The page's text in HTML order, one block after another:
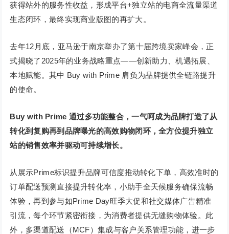
获得站外的服务性收益，形成平台+独立站的电商全流量渠道
生态闭环，最终实现商业版图的再扩大。
去年12月底，亚马逊于南京举办了第十届跨境卖家峰会，正
式揭晓了2025年的业务战略重点——创新助力、机遇拓展、
本地赋能。其中 Buy with Prime 肩负为品牌提供全链路提升
的使命。
Buy with Prime 通过多功能整合，一气呵成为品牌打造了从
转化到复购再到品牌曝光的高效购物闭环，全方位提升独立
站的销售效率并驱动可持续增长。
从展示Prime标识提升品牌可信度推动转化下单，高效准时的
订单配送预测直接提升转化率，小助手全天候服务确保流畅
体验，再到参与如Prime Day旺季大促和社交媒体广告精准
引流，每个环节紧密衔接，为消费者提供无缝购物体验。此
外，多渠道配送（MCF）集成与客户关系管理功能，进一步